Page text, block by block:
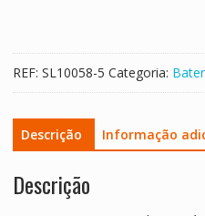
CF-
30K
Series
REF: SL10058-5 Categoria:
Descrição Informação
Descrição